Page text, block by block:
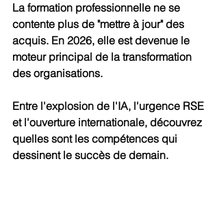
La formation professionnelle ne se
contente plus de "mettre à jour" des
acquis. En 2026, elle est devenue le
moteur principal de la transformation
des organisations.
Entre l'explosion de l'IA, l'urgence RSE
et l'ouverture internationale, découvrez
quelles sont les compétences qui
dessinent le succès de demain.